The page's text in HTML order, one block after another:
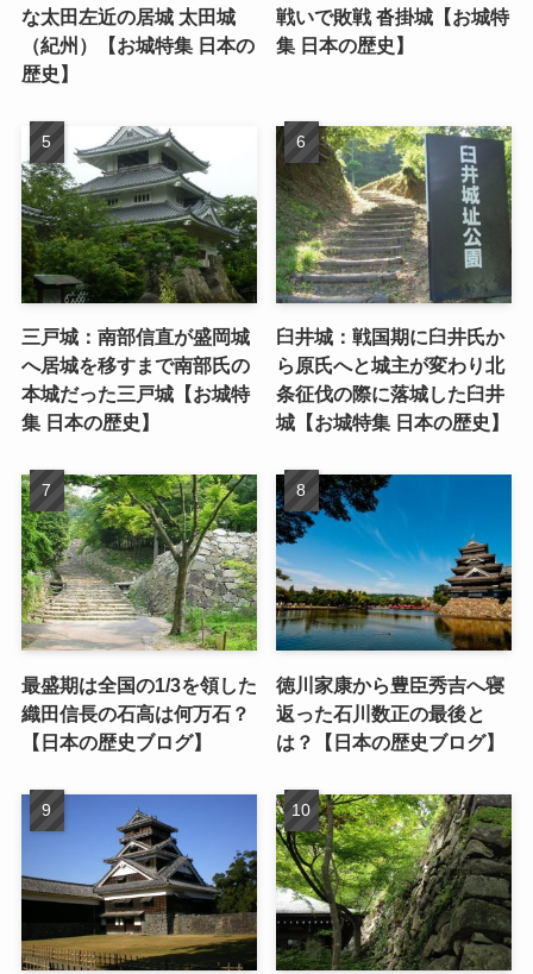
な太田左近の居城 太田城
（紀州）【お城特集 日本の
歴史】
戦いで敗戦 沓掛城【お城特
集 日本の歴史】
三戸城：南部信直が盛岡城
へ居城を移すまで南部氏の
本城だった三戸城【お城特
集 日本の歴史】
臼井城：戦国期に臼井氏か
ら原氏へと城主が変わり北
条征伐の際に落城した臼井
城【お城特集 日本の歴史】
最盛期は全国の1/3を領した
織田信長の石高は何万石？
【日本の歴史ブログ】
徳川家康から豊臣秀吉へ寝
返った石川数正の最後と
は？【日本の歴史ブログ】